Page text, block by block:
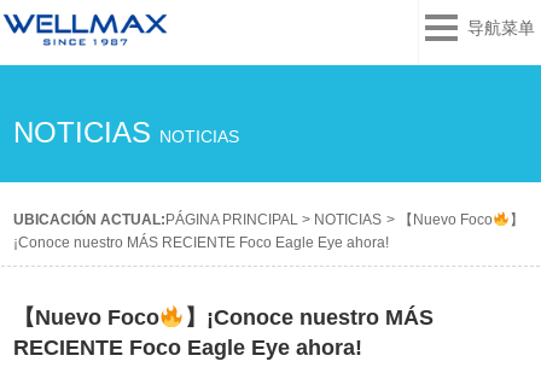
导航菜单
NOTICIAS NOTICIAS
UBICACIÓN ACTUAL: PÁGINA PRINCIPAL > NOTICIAS > 【Nuevo Foco
】
¡Conoce nuestro MÁS RECIENTE Foco Eagle Eye ahora!
【Nuevo Foco
】¡Conoce nuestro MÁS
RECIENTE Foco Eagle Eye ahora!